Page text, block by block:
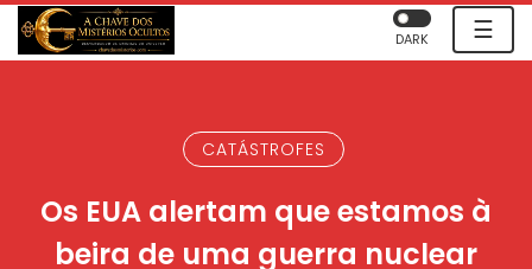
☰
DARK
CATÁSTROFES
Os EUA alertam que estamos à
beira de uma guerra nuclear